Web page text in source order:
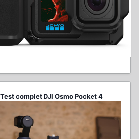
Test complet DJI Osmo Pocket 4